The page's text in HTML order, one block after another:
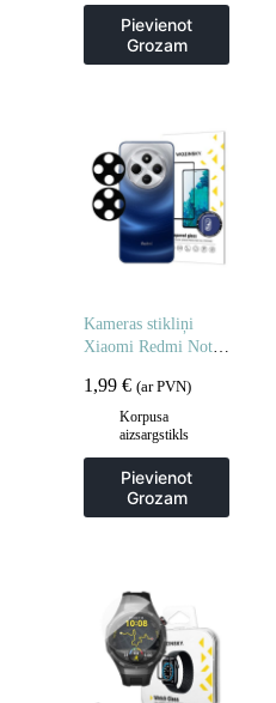
Pievienot
Grozam
Kameras stikliņi
Xiaomi Redmi Note
stikli 2 gab.
1,99 € (ar PVN)
Korpusa
aizsargstikls
Pievienot
Grozam